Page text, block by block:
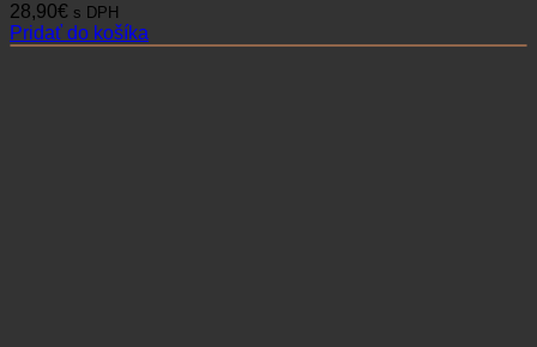
28,90€ s DPH
Pridať do košíka